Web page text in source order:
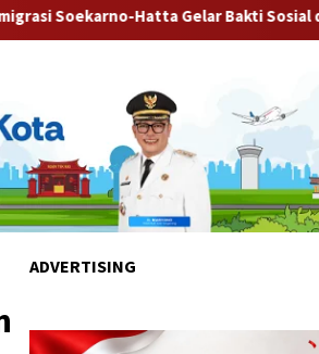
Gelar Bakti Sosial dan Layanan
ADVERTISING